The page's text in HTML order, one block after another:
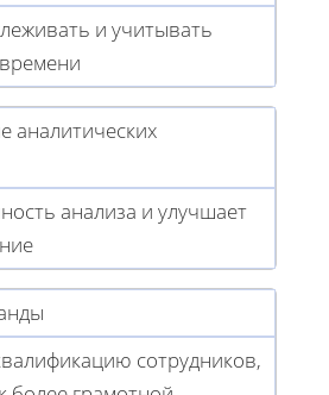
и учитывать
аналитических
анализа и улучшает
сотрудников,